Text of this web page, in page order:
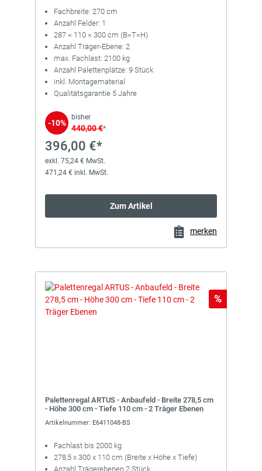
Fachbreite: 270 cm
Anzahl Felder: 1
287 × 110 × 300 cm (B×T×H)
Anzahl Träger-Ebene: 2
max. Fachlast: 2100 kg
Anzahl Palettenplätze: 9 Stück
inkl. Montagematerial
Qualitätsgarantie 5 Jahre
-10%
bisher
440,00 €*
396,00 €*
exkl. 75,24 € MwSt.
471,24 € inkl. MwSt.
Zum Artikel
merken
Rabatt
%
Palettenregal ARTUS - Anbaufeld - Breite 278,5 cm
- Höhe 300 cm - Tiefe 110 cm - 2 Träger Ebenen
Artikelnummer: E6411048-BS
Fachlast bis 2000 kg
278,5 x 300 x 110 cm (Breite x Höhe x Tiefe)
Anzahl Trägerebenen 2 Stück